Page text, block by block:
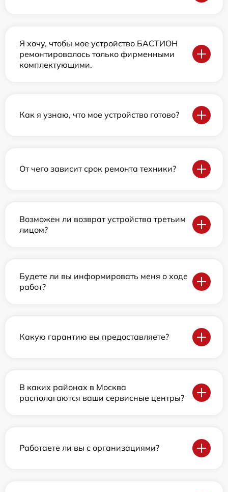
Я хочу, чтобы мое устройство БАСТИОН
ремонтировалось только фирменными
комплектующими.
Как я узнаю, что мое устройство готово?
От чего зависит срок ремонта техники?
Возможен ли возврат устройства третьим
лицом?
Будете ли вы информировать меня о ходе
работ?
Какую гарантию вы предоставляете?
В каких районах в Москва
располагаются ваши сервисные центры?
Работаете ли вы с организациями?